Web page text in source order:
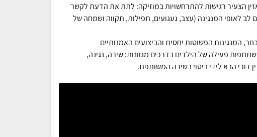
הצעיר רגישות להתרחשויות במוזיקה: לתת את הדעת לקשר
לב לאופי המנגינה (עצב, געגועים, תפילות, תקווה ושמחה של
המנגינות הפשוטות יחסית והביצועים האמנותיים
פעילה של הילדים בדרכים מגוונות: שירה, נגינה,
דורי הבא לידי ביטוי בשירה המשותפת.